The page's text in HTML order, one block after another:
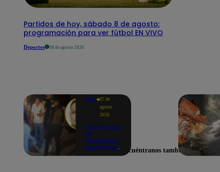
Partidos de hoy, sábado 8 de agosto:
programación para ver fútbol EN VIVO
Deportes 08 de agosto 2026
Perú 07 de
agosto
2026
Giro en caso
de
empresario
secuestradoEncuéntranos también en